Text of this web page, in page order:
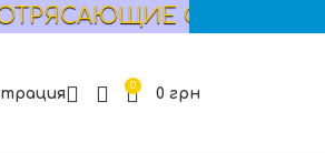
0 0 грн
СКИДКИ!